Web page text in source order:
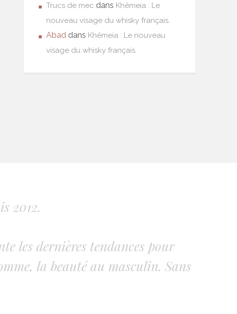
Trucs de mec dans Khêmeia : Le
nouveau visage du whisky français.
Abad dans Khêmeia : Le nouveau
visage du whisky français.
2012.
les dernières tendances pour
la beauté au masculin. Sans